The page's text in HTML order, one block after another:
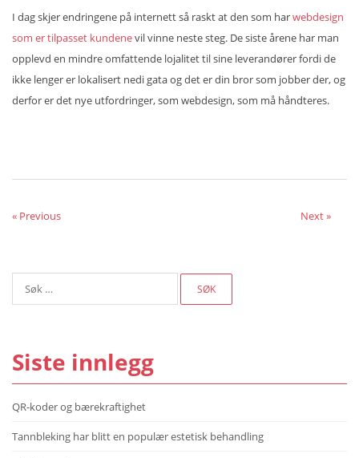
I dag skjer endringene på internett så raskt at den som harwebdesign
som er tilpasset kundenevil vinne neste steg. De siste årene har man
opplevd en mindre omfattende lojalitet til sine leverandører fordi de
ikke lenger er lokalisert nedi gata og det er din bror som jobber der, og
derfor er det nye utfordringer, som webdesign, som må håndteres.
« Previous Next »
etter:
Siste innlegg
QR-koder og bærekraftighet
Tannbleking har blitt en populær estetisk behandling